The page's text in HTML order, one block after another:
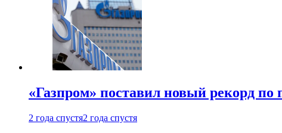
«Газпром» поставил новый рекорд
2 года спустя2 года спустя